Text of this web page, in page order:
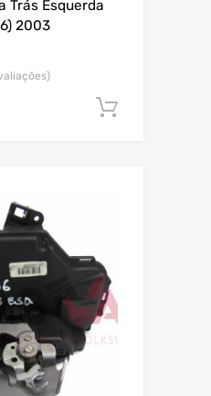
Trás Esquerda
2003